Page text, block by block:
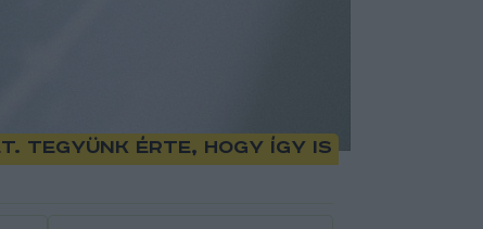
Tegyünk érte, hogy így is